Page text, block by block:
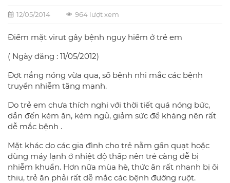
12/05/2014 964 lượt xem
Ðiểm mặt virut gây bệnh nguy hiểm ở trẻ em
( Ngày đăng : 11/05/2012)
Đợt nắng nóng vừa qua, số bệnh nhi mắc các bệnh
truyền nhiễm tăng mạnh.
Do trẻ em chưa thích nghi với thời tiết quá nóng bức,
dẫn đến kém ăn, kém ngủ, giảm sức đề kháng nên rất
dễ mắc bệnh .
Mặt khác do các gia đình cho trẻ nằm gần quạt hoặc
dùng máy lạnh ở nhiệt độ thấp nên trẻ càng dễ bị
nhiễm khuẩn. Hơn nữa mùa hè, thức ăn rất nhanh bị ôi
thiu, trẻ ăn phải rất dễ mắc các bệnh đường ruột.